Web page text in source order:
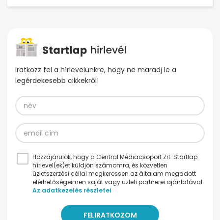
Iratkozz fel a hírlevelünkre, hogy ne maradj le a
legérdekesebb cikkekről!
Hozzájárulok, hogy a Central Médiacsoport Zrt. Startlap
hírlevel(ek)et küldjön számomra, és közvetlen
üzletszerzési céllal megkeressen az általam megadott
elérhetőségeimen saját vagy üzleti partnerei ajánlatával.
Az adatkezelés részletei